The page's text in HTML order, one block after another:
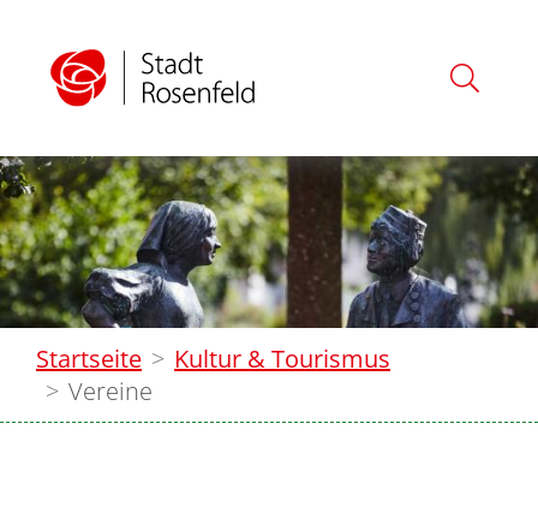
Startseite
Kultur & Tourismus
Vereine